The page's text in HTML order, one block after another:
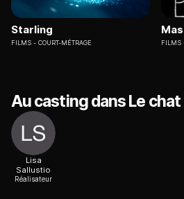
Starling
FILMS COURT-MÉTRAGE FILMS
Au casting dans Le chat
Lisa
Sallustio
Réalisateur